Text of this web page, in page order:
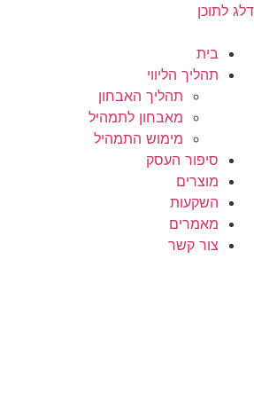
דלג לתוכן
בית
תהליך הליווי
תהליך האבחון
מאבחון לתמהיל
מימוש התמהיל
סיפור העסק
מוצרים
השקעות
מאמרים
צור קשר